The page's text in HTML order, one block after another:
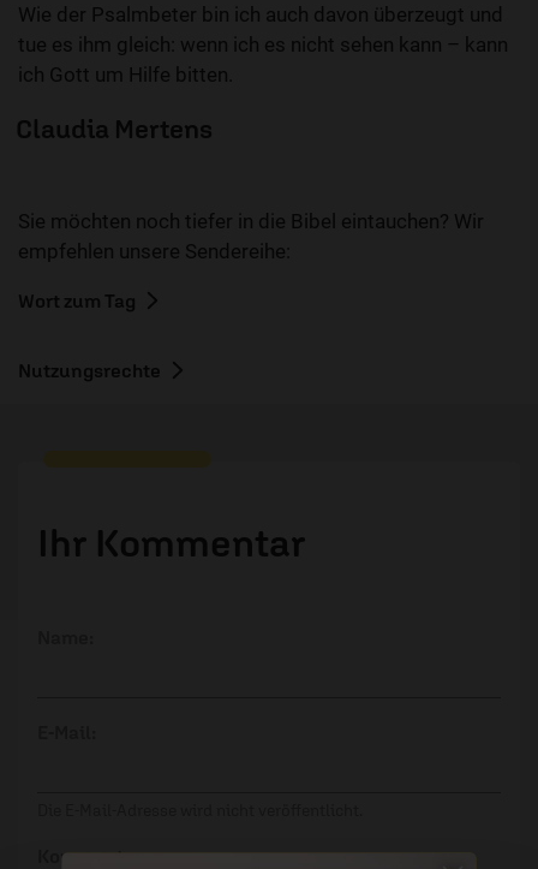
Wie der Psalmbeter bin ich auch davon überzeugt und
tue es ihm gleich: wenn ich es nicht sehen kann – kann
ich Gott um Hilfe bitten.
Claudia Mertens
Sie möchten noch tiefer in die Bibel eintauchen? Wir
empfehlen unsere Sendereihe:
Wort zum Tag
Nutzungsrechte
Ihr Kommentar
Kommentar: